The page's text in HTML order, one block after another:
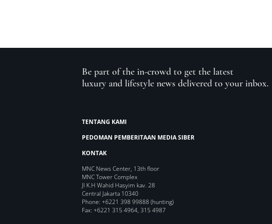
Be part of the in-crowd to get the latest
luxury and lifestyle news delivered to your inbox.
TENTANG KAMI
PEDOMAN PEMBERITAAN MEDIA SIBER
KONTAK
MNC News Center, 13th floor
MNC Tower Complex
Jl K.H Wahid Hasyim kav. 28
Central Jakarta 10340
Phone: +6221 398 99888 (hunting)
Fax: +6221 315 4964, 315 4987